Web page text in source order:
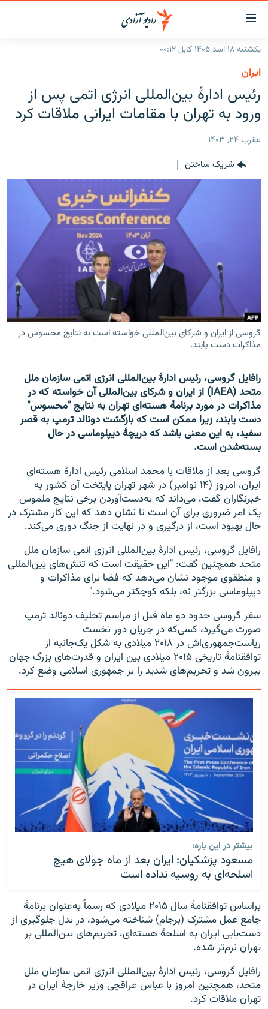
لینک‌های
قابل
دسترسی
به
متن
اصلی
بازگشت
منوی
مراجعه
افغانستان
جهان
خبرها
مصاحبه‌ها
برنامه‌ها
مجموعه تصویری
صفحه پشتو
Azadi English
همۀ سایت‌های رادیو آزادی/ رادیو اروپای آزاد
یکشنبه ۱۸ اسد ۱۴۰۵ کابل ۰۰:۱۲
ایران
رئیس ادارۀ بین‌المللی انرژی اتمی پس از
ورود به تهران با مقامات ایرانی ملاقات کرد
عقرب ۲۴, ۱۴۰۳
شریک ساختن
گروسی از ایران و شرکای بین‌المللی خواسته است به نتایج محسوس در
مذاکرات دست یابند.
رافایل گروسی، رئیس ادارۀ بین‌المللی انرژی اتمی سازمان ملل
متحد (IAEA) از ایران و شرکای بین‌المللی آن خواسته که در
مذاکرات در مورد برنامۀ هسته‌ای تهران به نتایج "محسوس"
دست یابند، زیرا ممکن است که بازگشت دونالد ترمپ به قصر
سفید، به این معنی باشد که دریچۀ دیپلوماسی در حال
بسته‌شدن است.
گروسی بعد از ملاقات با محمد اسلامی رئیس ادارۀ هسته‌ای
ایران، امروز (۱۴ نوامبر) در شهر تهران پایتخت آن کشور به
خبرنگاران گفت، می‌داند که به‌دست‌آوردن برخی نتایج ملموس
یک امر ضروری برای آن است تا نشان دهد که این کار مشترک در
حال بهبود است، از درگیری و در نهایت از جنگ دوری می‌کند.
رافایل گروسی، رئیس ادارۀ بین‌المللی انرژی اتمی سازمان ملل
متحد همچنین گفت: "این حقیقت است که تنش‌های بین‌المللی
و منطقوی موجود نشان می‌دهد که فضا برای مذاکرات و
دیپلوماسی بزرگتر نه، بلکه کوچکتر می‌شود."
سفر گروسی حدود دو ماه قبل از مراسم تحلیف دونالد ترمپ
صورت می‌گیرد، کسی‌که در جریان دور نخست
ریاست‌جمهوری‌اش در ۲۰۱۸ میلادی به شکل یک‌جانبه از
توافقنامۀ تاریخی ۲۰۱۵ میلادی بین ایران و قدرت‌های بزرگ جهان
بیرون شد و تحریم‌های شدید را بر جمهوری اسلامی وضع کرد.
بیشتر در این باره:
مسعود پزشکیان: ایران بعد از ماه جولای هیچ
اسلحه‌ای به روسیه نداده است
براساس توافقنامۀ سال ۲۰۱۵ میلادی که رسماً به‌عنوان برنامۀ
جامع عمل مشترک (برجام) شناخته می‌شود، در بدل جلوگیری از
دست‌یابی ایران به اسلحۀ هسته‌ای، تحریم‌های بین‌المللی بر
تهران نرم‌تر شده.
رافایل گروسی، رئیس ادارۀ بین‌المللی انرژی اتمی سازمان ملل
متحد، همچنین امروز با عباس عراقچی وزیر خارجۀ ایران در
تهران ملاقات کرد.